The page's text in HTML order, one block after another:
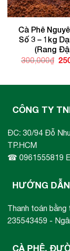
Cà Phê
Số 3 – 1kg
(Rang
300,000₫ Giá
CÔNG TY
ĐC: 30/94 Đỗ
TP.HCM
☎ 0961555819
HƯỚNG
Thanh toán bằng
235543459 -
CÀ PHÊ,